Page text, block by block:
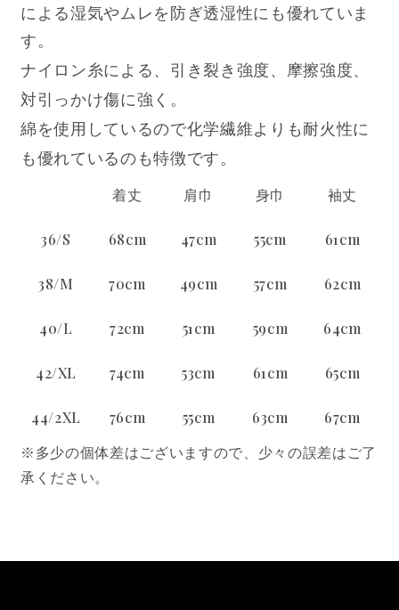
による湿気やムレを防ぎ透湿性にも優れていま
す。
ナイロン糸による、引き裂き強度、摩擦強度、
対引っかけ傷に強く。
綿を使用しているので化学繊維よりも耐火性に
も優れているのも特徴です。
着丈 肩巾 身巾 袖丈
36/S 68cm 47cm 55cm 61cm
38/M 70cm 49cm 57cm 62cm
40/L 72cm 51cm 59cm 64cm
42/XL 74cm 53cm 61cm 65cm
44/2XL 76cm 55cm 63cm
67cm
※多少の個体差はございますので、少々の誤差はご了
承ください。